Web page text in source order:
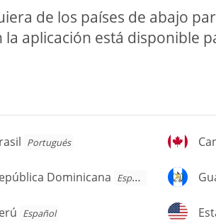
de los países de abajo
la aplicación está disponible
Portugués
Dominicana Español
Español